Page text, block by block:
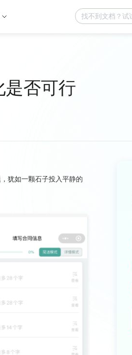
否可行
犹如一颗石子投入平静的